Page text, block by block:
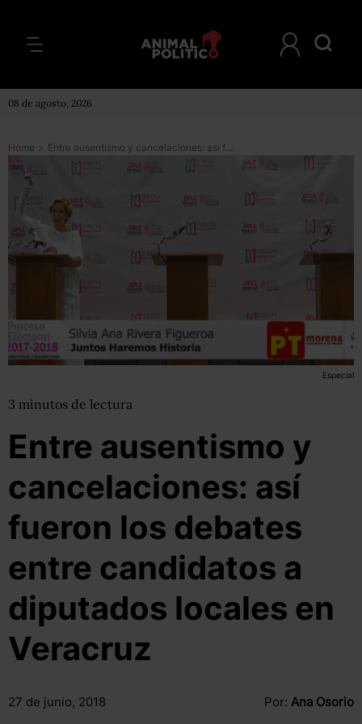
08 de agosto, 2026
Home > Entre ausentismo y cancelaciones: así fueron los debates entre candidatos a diputados locales en Veracruz
Especial
3 minutos de lectura
Entre ausentismo y
cancelaciones: así
fueron los debates
entre candidatos a
diputados locales en
Veracruz
27 de junio, 2018 Por: Ana Osorio